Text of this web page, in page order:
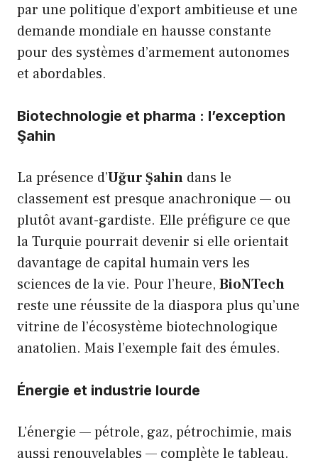
par une politique d’export ambitieuse et une
demande mondiale en hausse constante
pour des systèmes d’armement autonomes
et abordables.
Biotechnologie et pharma : l’exception
Şahin
La présence d’Uğur Şahin dans le
classement est presque anachronique — ou
plutôt avant-gardiste. Elle préfigure ce que
la Turquie pourrait devenir si elle orientait
davantage de capital humain vers les
sciences de la vie. Pour l’heure, BioNTech
reste une réussite de la diaspora plus qu’une
vitrine de l’écosystème biotechnologique
anatolien. Mais l’exemple fait des émules.
Énergie et industrie lourde
L’énergie — pétrole, gaz, pétrochimie, mais
aussi renouvelables — complète le tableau.